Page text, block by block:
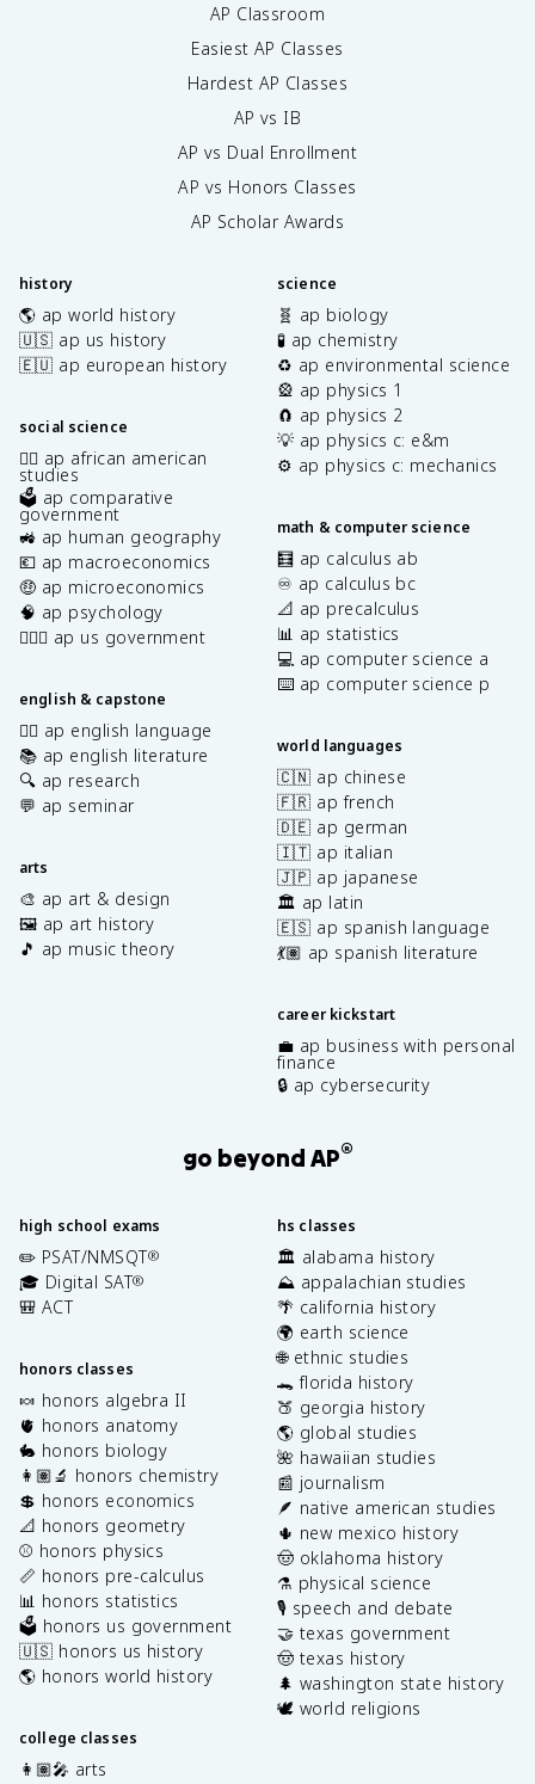
AP Classroom
Easiest AP Classes
Hardest AP Classes
AP vs IB
AP vs Dual Enrollment
AP vs Honors Classes
AP Scholar Awards
history
🌎 ap world history
🇺🇸 ap us history
🇪🇺 ap european history
social science
✊🏿 ap african american
studies
🗳️ ap comparative
government
🚜 ap human geography
💶 ap macroeconomics
🤑 ap microeconomics
🧠 ap psychology
👩🏾‍⚖️ ap us government
english & capstone
✍🏽 ap english language
📚 ap english literature
🔍 ap research
💬 ap seminar
arts
🎨 ap art & design
🖼️ ap art history
🎵 ap music theory
science
🧬 ap biology
🧪 ap chemistry
♻️ ap environmental science
🎡 ap physics 1
🧲 ap physics 2
💡 ap physics c: e&m
⚙️ ap physics c: mechanics
math & computer science
🧮 ap calculus ab
♾️ ap calculus bc
📐 ap precalculus
📊 ap statistics
💻 ap computer science a
⌨️ ap computer science p
world languages
🇨🇳 ap chinese
🇫🇷 ap french
🇩🇪 ap german
🇮🇹 ap italian
🇯🇵 ap japanese
🏛️ ap latin
🇪🇸 ap spanish language
💃🏽 ap spanish literature
career kickstart
💼 ap business with personal
finance
🔒 ap cybersecurity
go beyond AP®
high school exams
✏️ PSAT/NMSQT®
🎓 Digital SAT®
🎒 ACT
honors classes
🍬 honors algebra II
🫀 honors anatomy
🐇 honors biology
👩🏽‍🔬 honors chemistry
💲 honors economics
📐 honors geometry
⚾️ honors physics
📏 honors pre-calculus
📊 honors statistics
🗳️ honors us government
🇺🇸 honors us history
🌎 honors world history
college classes
👩🏽‍🎤 arts
hs classes
🏛️ alabama history
⛰️ appalachian studies
🌴 california history
🌍 earth science
🌐 ethnic studies
🐊 florida history
🍑 georgia history
🌎 global studies
🌺 hawaiian studies
📰 journalism
🪶 native american studies
🌵 new mexico history
🤠 oklahoma history
⚗️ physical science
🎙️ speech and debate
🤝 texas government
🤠 texas history
🌲 washington state history
🕊️ world religions